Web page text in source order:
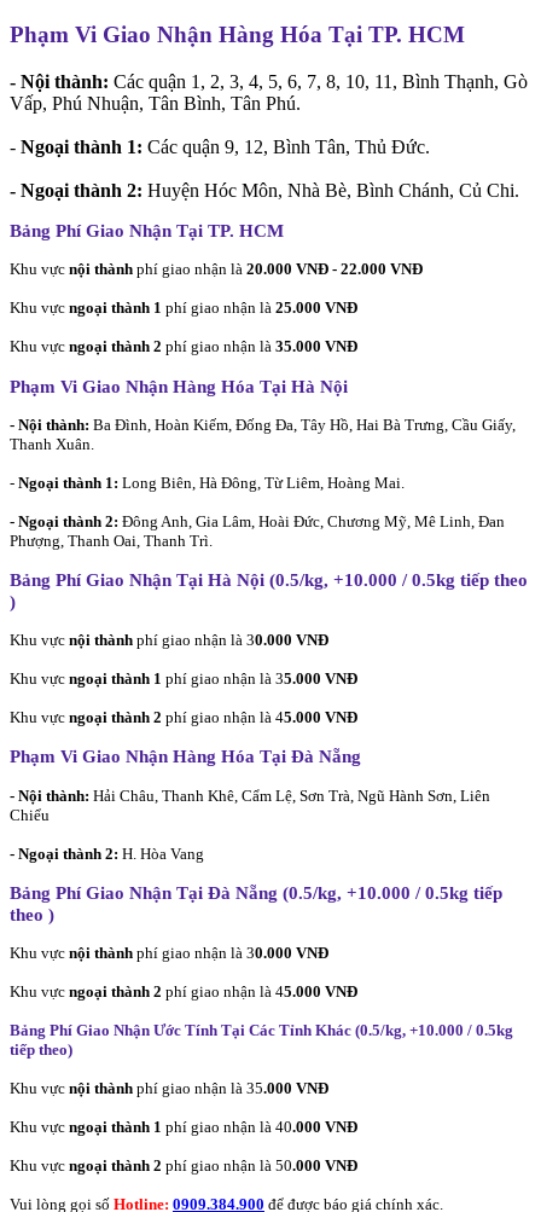
Phạm Vi Giao Nhận Hàng Hóa Tại TP. HCM
- Nội thành: Các quận 1, 2, 3, 4, 5, 6, 7, 8, 10, 11, Bình Thạnh, Gò
Vấp, Phú Nhuận, Tân Bình, Tân Phú.
- Ngoại thành 1: Các quận 9, 12, Bình Tân, Thủ Đức.
- Ngoại thành 2: Huyện Hóc Môn, Nhà Bè, Bình Chánh, Củ Chi.
Bảng Phí Giao Nhận Tại TP. HCM
Khu vực nội thành phí giao nhận là 20.000 VNĐ - 22.000 VNĐ
Khu vực ngoại thành 1 phí giao nhận là 25.000 VNĐ
Khu vực ngoại thành 2 phí giao nhận là 35.000 VNĐ
Phạm Vi Giao Nhận Hàng Hóa Tại Hà Nội
- Nội thành: Ba Đình, Hoàn Kiếm, Đống Đa, Tây Hồ, Hai Bà Trưng, Cầu Giấy,
Thanh Xuân.
- Ngoại thành 1: Long Biên, Hà Đông, Từ Liêm, Hoàng Mai.
- Ngoại thành 2: Đông Anh, Gia Lâm, Hoài Đức, Chương Mỹ, Mê Linh, Đan
Phượng, Thanh Oai, Thanh Trì.
Bảng Phí Giao Nhận Tại Hà Nội (0.5/kg, +10.000 / 0.5kg tiếp theo
)
Khu vực nội thành phí giao nhận là 30.000 VNĐ
Khu vực ngoại thành 1 phí giao nhận là 35.000 VNĐ
Khu vực ngoại thành 2 phí giao nhận là 45.000 VNĐ
Phạm Vi Giao Nhận Hàng Hóa Tại Đà Nẵng
- Nội thành: Hải Châu, Thanh Khê, Cẩm Lệ, Sơn Trà, Ngũ Hành Sơn, Liên
Chiểu
- Ngoại thành 2: H. Hòa Vang
Bảng Phí Giao Nhận Tại Đà Nẵng (0.5/kg, +10.000 / 0.5kg tiếp
theo )
Khu vực nội thành phí giao nhận là 30.000 VNĐ
Khu vực ngoại thành 2 phí giao nhận là 45.000 VNĐ
Bảng Phí Giao Nhận Ước Tính Tại Các Tỉnh Khác (0.5/kg, +10.000 / 0.5kg
tiếp theo)
Khu vực nội thành phí giao nhận là 35.000 VNĐ
Khu vực ngoại thành 1 phí giao nhận là 40.000 VNĐ
Khu vực ngoại thành 2 phí giao nhận là 50.000 VNĐ
Vui lòng gọi số Hotline: 0909.384.900 để được báo giá chính xác.